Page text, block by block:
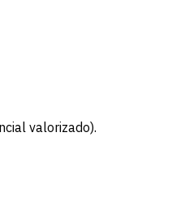
valorizado).